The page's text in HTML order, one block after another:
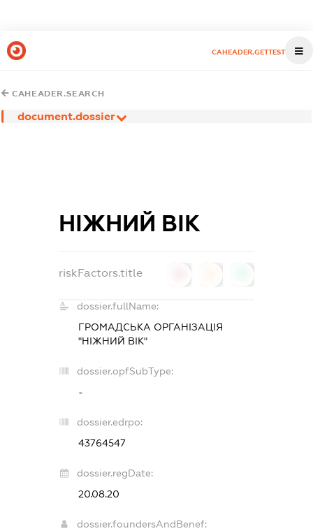
CAHEADER.GETTEST
CAHEADER.SEARCH
document.dossier
НІЖНИЙ ВІК
riskFactors.title
dossier.fullName:
ГРОМАДСЬКА ОРГАНІЗАЦІЯ
"НІЖНИЙ ВІК"
dossier.opfSubType:
-
dossier.edrpo:
43764547
dossier.regDate:
20.08.20
dossier.foundersAndBenef: